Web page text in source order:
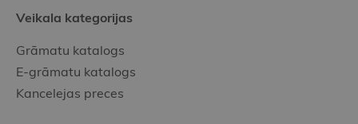
Veikala kategorijas
Grāmatu katalogs
E-grāmatu katalogs
Kancelejas preces